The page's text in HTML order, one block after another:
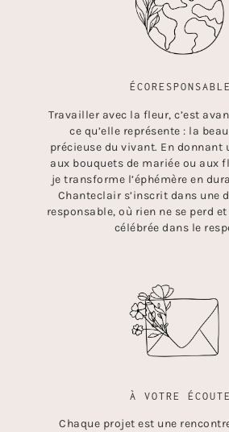
ÉCORESPONSABLE
Travailler avec la fleur, c’est
ce qu’elle représente : la
précieuse du vivant. En donnant
aux bouquets de mariée ou aux
je transforme l’éphémère en
Chanteclair s’inscrit dans une
responsable, où rien ne se perd
célébrée dans le
À VOTRE ÉCOUTE
Chaque projet est une